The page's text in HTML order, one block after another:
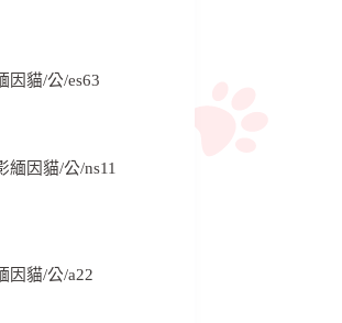
因貓/公/es63
緬因貓/公/ns11
因貓/公/a22